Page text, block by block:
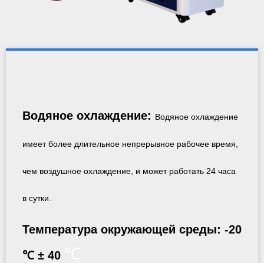
Водяное охлаждение: Водяное охлаждение
имеет более длительное непрерывное рабочее время,
чем воздушное охлаждение, и может работать 24 часа
в сутки.
Температура окружающей среды: -20
℃ ± 40